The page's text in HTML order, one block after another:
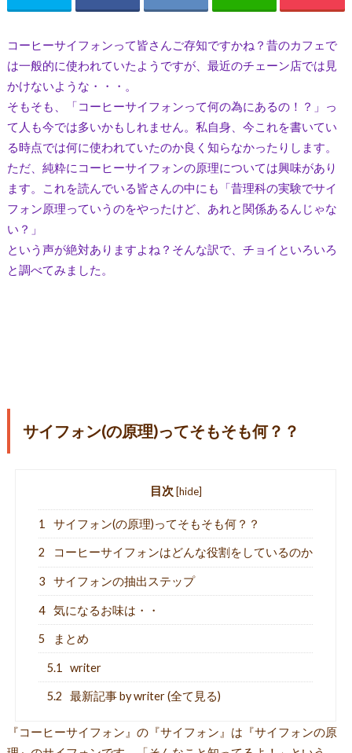
コーヒーサイフォンって皆さんご存知ですかね？昔のカフェで
は一般的に使われていたようですが、最近のチェーン店では見
かけないような・・・。
そもそも、「コーヒーサイフォンって何の為にあるの！？」っ
て人も今では多いかもしれません。私自身、今これを書いてい
る時点では何に使われていたのか良く知らなかったりします。
ただ、純粋にコーヒーサイフォンの原理については興味があり
ます。これを読んでいる皆さんの中にも「昔理科の実験でサイ
フォン原理っていうのをやったけど、あれと関係あるんじゃな
い？」
という声が絶対ありますよね？そんな訳で、チョイといろいろ
と調べてみました。
サイフォン(の原理)ってそもそも何？？
目次 [hide]
1 サイフォン(の原理)ってそもそも何？？
2 コーヒーサイフォンはどんな役割をしているのか
3 サイフォンの抽出ステップ
4 気になるお味は・・
5 まとめ
5.1 writer
5.2 最新記事 by writer (全て見る)
『コーヒーサイフォン』の『サイフォン』は『サイフォンの原